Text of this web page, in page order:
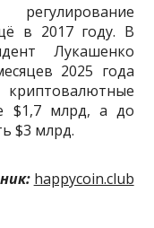
в 2017 году. В
Лукашенко
2025 года
криптовалютные
$1,7 млрд, а до
$3 млрд.
happycoin.club